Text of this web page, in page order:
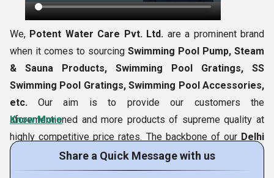
We, Potent Water Care Pvt. Ltd. are a prominent brand
when it comes to sourcing Swimming Pool Pump, Steam
& Sauna Products, Swimming Pool Gratings, SS
Swimming Pool Gratings, Swimming Pool Accessories,
etc. Our aim is to provide our customers the
aforementioned and more products of supreme quality at
highly competitive price rates. The backbone of our Delhi
(India)
based company isMr. Devender Jain (CEO)
; under
whose leadership we are able to touch heights of success
Know More
Share a Quick Message with us